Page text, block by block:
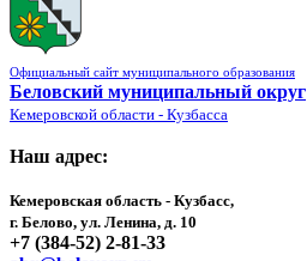
Официальный сайт муниципального образования
Беловский муниципальный округ
Кемеровской области - Кузбасса
Наш адрес:
Кемеровская область - Кузбасс,
г. Белово, ул. Ленина, д. 10
+7 (384-52) 2-81-33